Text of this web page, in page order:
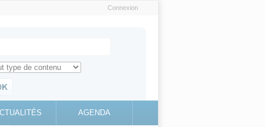
Connexion
for
toute l'information sur le site education.gouv.fr
AGENDA